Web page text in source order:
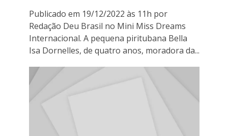
Publicado em 19/12/2022 às 11h por
Redação Deu Brasil no Mini Miss Dreams
Internacional. A pequena piritubana Bella
Isa Dornelles, de quatro anos, moradora da...